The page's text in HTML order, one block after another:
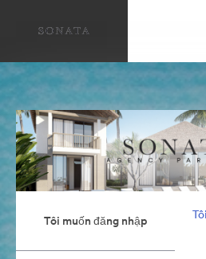
Tôi muốn đăng nhập